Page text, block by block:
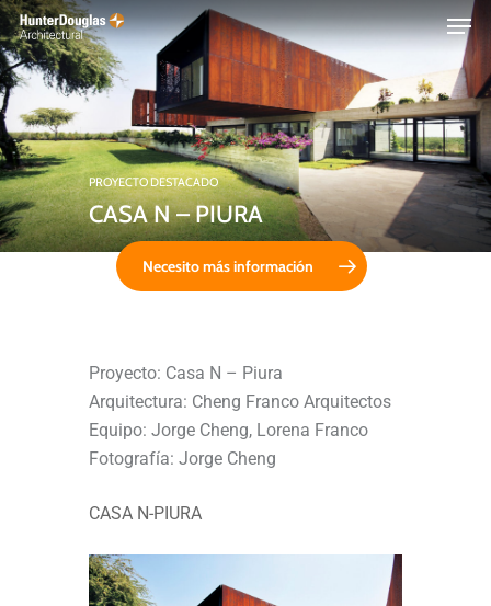
Skip
to
main
content
PROYECTO DESTACADO
CASA N – PIURA
Necesito más información
Proyecto: Casa N – Piura
Arquitectura: Cheng Franco Arquitectos
Equipo: Jorge Cheng, Lorena Franco
Fotografía: Jorge Cheng
CASA N-PIURA
Menu